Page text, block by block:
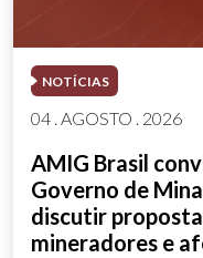
NOTÍCIAS
04 . AGOSTO . 2026
AMIG Brasil
Governo de
discutir
mineradores e